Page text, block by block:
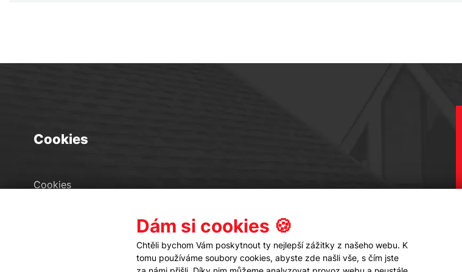
Cookies
Cookies
Dám si cookies 🍪
Chtěli bychom Vám poskytnout ty nejlepší zážitky z našeho webu. K
tomu používáme soubory cookies, abyste zde našli vše, s čím jste